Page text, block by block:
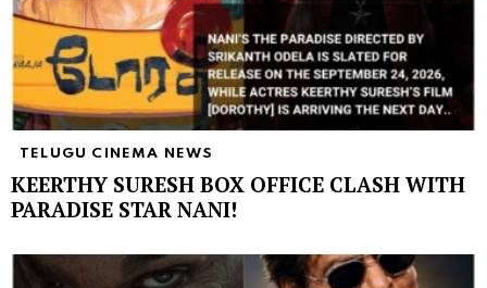
TELUGU CINEMA NEWS
KEERTHY SURESH BOX OFFICE CLASH WITH
PARADISE STAR NANI!